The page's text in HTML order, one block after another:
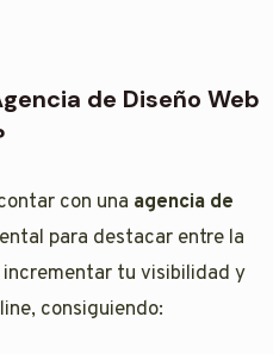
de Diseño Web
con una agencia de
para destacar entre la
tu visibilidad y
consiguiendo: